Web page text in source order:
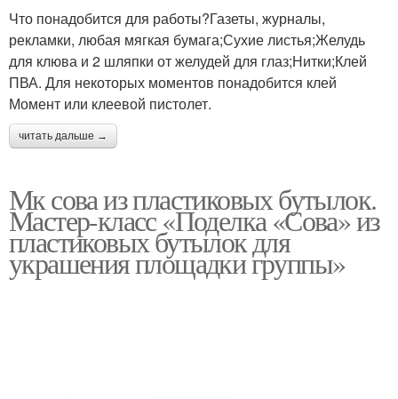
Что понадобится для работы?Газеты, журналы,
рекламки, любая мягкая бумага;Сухие листья;Желудь
для клюва и 2 шляпки от желудей для глаз;Нитки;Клей
ПВА. Для некоторых моментов понадобится клей
Момент или клеевой пистолет.
читать дальше →
Мк сова из пластиковых бутылок.
Мастер-класс «Поделка «Сова» из
пластиковых бутылок для
украшения площадки группы»